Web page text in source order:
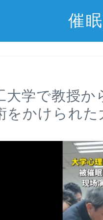
催
大学で教授
をかけられた